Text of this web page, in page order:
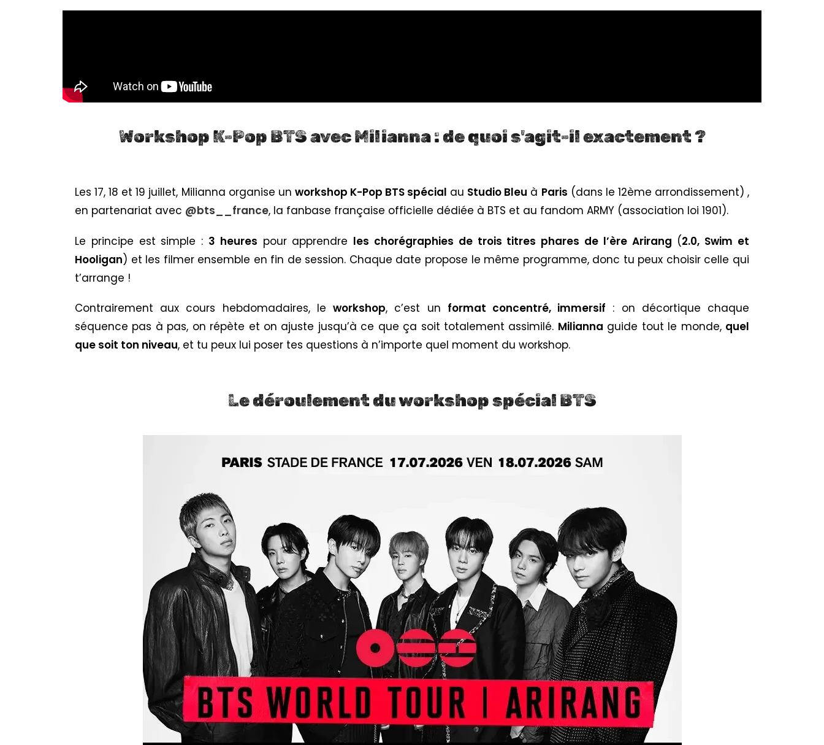
Workshop K-Pop BTS avec Milianna : de quoi s'agit-il exactement ?
Les 17, 18 et 19 juillet, Milianna organise un workshop K-Pop BTS spécial au Studio Bleu à Paris (dans le 12ème arrondissement) ,
en partenariat avec @bts__france, la fanbase française officielle dédiée à BTS et au fandom ARMY (association loi 1901).
Le principe est simple : 3 heures pour apprendre les chorégraphies de trois titres phares de l’ère Arirang (2.0, Swim et
Hooligan) et les filmer ensemble en fin de session. Chaque date propose le même programme, donc tu peux choisir celle qui
t’arrange !
Contrairement aux cours hebdomadaires, leworkshop, c’est un format concentré, immersif : on décortique chaque
séquence pas à pas, on répète et on ajuste jusqu’à ce que ça soit totalement assimilé. Milianna guide tout le monde, quel
que soit ton niveau, et tu peux lui poser tes questions à n’importe quel moment du workshop.
Le déroulement du workshop spécial BTS